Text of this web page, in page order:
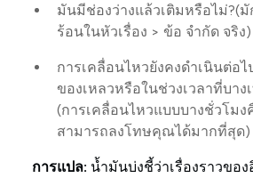
มันมีช่องว่างแล้วเติมหรือไม่?(
ร้อนในหัวเรื่อง > ข้อ จำกัด จริง)
การเคลื่อนไหวยังคงดำเนินต่อ
ของเหลวหรือในช่วงเวลาที่บาง
(การเคลื่อนไหวแบบบางชั่วโมง
สามารถลงโทษคุณได้มากที่สุด)
การแปล: น้ำมันบ่งชี้ว่าเรื่องราวขอ